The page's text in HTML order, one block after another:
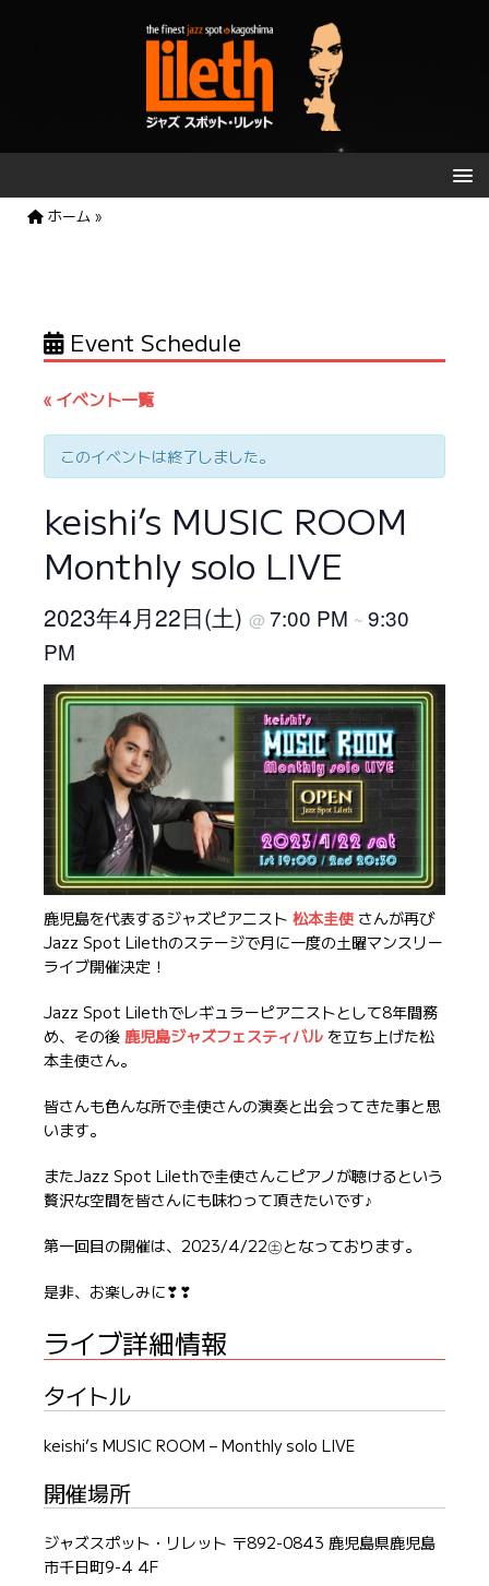
ホーム »
Event Schedule
« イベント一覧
このイベントは終了しました。
keishi’s MUSIC ROOM
Monthly solo LIVE
2023年4月22日(土) @ 7:00 PM ~ 9:30
PM
鹿児島を代表するジャズピアニスト 松本圭使 さんが再び
Jazz Spot Lilethのステージで月に一度の土曜マンスリー
ライブ開催決定！
Jazz Spot Lilethでレギュラーピアニストとして8年間務
め、その後 鹿児島ジャズフェスティバル を立ち上げた松
本圭使さん。
皆さんも色んな所で圭使さんの演奏と出会ってきた事と思
います。
またJazz Spot Lilethで圭使さんこピアノが聴けるという
贅沢な空間を皆さんにも味わって頂きたいです♪
第一回目の開催は、2023/4/22㊏となっております。
是非、お楽しみに❣❣
ライブ詳細情報
タイトル
keishi’s MUSIC ROOM – Monthly solo LIVE
開催場所
ジャズスポット・リレット 〒892-0843 鹿児島県鹿児島
市千日町9-4 4F